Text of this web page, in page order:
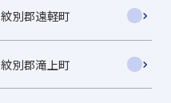
紋別郡遠軽町
紋別郡滝上町